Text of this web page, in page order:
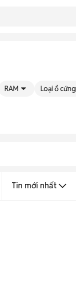
RAM Loại ổ cứng
Tin mới nhất